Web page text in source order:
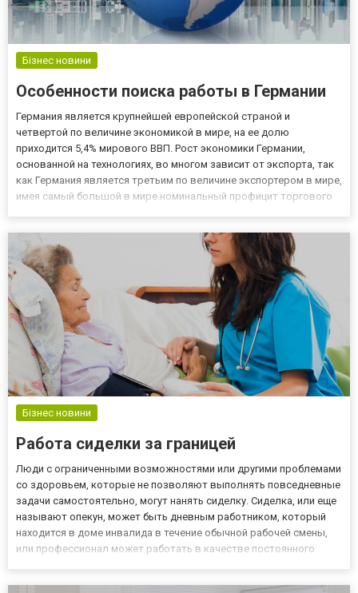
Бізнес новини
Особенности поиска работы в Германии
Германия является крупнейшей европейской страной и
четвертой по величине экономикой в ​​мире, на ее долю
приходится 5,4% мирового ВВП. Рост экономики Германии,
основанной на технологиях, во многом зависит от экспорта, так
как Германия является третьим по величине экспортером в мире,
имея самый большой в мире номинальный профицит торгового
безработицы чрезвыч...
Бізнес новини
Работа сиделки за границей
Люди с ограниченными возможностями или другими проблемами
со здоровьем, которые не позволяют выполнять повседневные
задачи самостоятельно, могут нанять сиделку. Сиделка, или еще
называют опекун, может быть дневным работником, который
находится в доме инвалида в течение обычной рабочей смены,
или профессионал может работать в качестве постоянного